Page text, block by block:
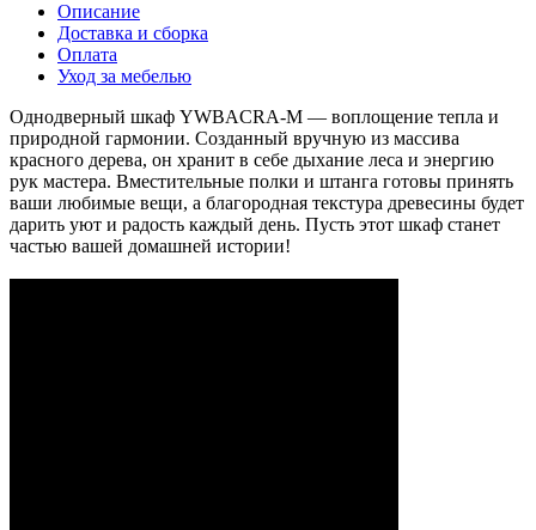
Описание
Доставка и сборка
Оплата
Уход за мебелью
Однодверный шкаф YWBACRA-M — воплощение тепла и
природной гармонии. Созданный вручную из массива
красного дерева, он хранит в себе дыхание леса и энергию
рук мастера. Вместительные полки и штанга готовы принять
ваши любимые вещи, а благородная текстура древесины будет
дарить уют и радость каждый день. Пусть этот шкаф станет
частью вашей домашней истории!